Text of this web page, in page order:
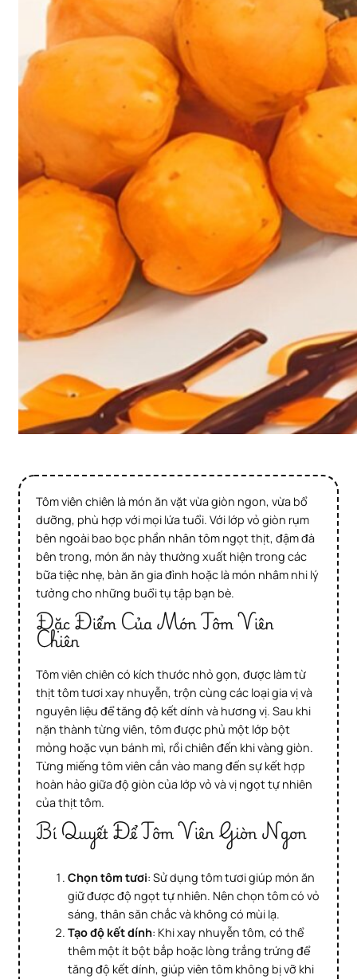
Tôm viên chiên là món ăn vặt vừa giòn ngon, vừa bổ
dưỡng, phù hợp với mọi lứa tuổi. Với lớp vỏ giòn rụm
bên ngoài bao bọc phần nhân tôm ngọt thịt, đậm đà
bên trong, món ăn này thường xuất hiện trong các
bữa tiệc nhẹ, bàn ăn gia đình hoặc là món nhâm nhi lý
tưởng cho những buổi tụ tập bạn bè.
Đặc Điểm Của Món Tôm Viên
Chiên
Tôm viên chiên có kích thước nhỏ gọn, được làm từ
thịt tôm tươi xay nhuyễn, trộn cùng các loại gia vị và
nguyên liệu để tăng độ kết dính và hương vị. Sau khi
nặn thành từng viên, tôm được phủ một lớp bột
mỏng hoặc vụn bánh mì, rồi chiên đến khi vàng giòn.
Từng miếng tôm viên cắn vào mang đến sự kết hợp
hoàn hảo giữa độ giòn của lớp vỏ và vị ngọt tự nhiên
của thịt tôm.
Bí Quyết Để Tôm Viên Giòn Ngon
Chọn tôm tươi: Sử dụng tôm tươi giúp món ăn
giữ được độ ngọt tự nhiên. Nên chọn tôm có vỏ
sáng, thân săn chắc và không có mùi lạ.
Tạo độ kết dính: Khi xay nhuyễn tôm, có thể
thêm một ít bột bắp hoặc lòng trắng trứng để
tăng độ kết dính, giúp viên tôm không bị vỡ khi